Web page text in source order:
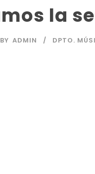
la
BY ADMIN DPTO.